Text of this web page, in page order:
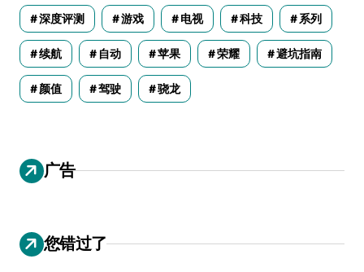
深度评测 游戏 电视 科技 系列
续航 自动 苹果 荣耀 避坑指南
颜值 驾驶 骁龙
广告
您错过了